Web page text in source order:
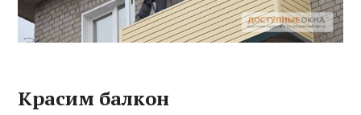
Красим балкон